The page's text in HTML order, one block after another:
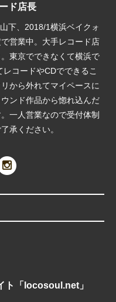
ド店長
下、2018/1横浜ベイクォ
営業中。大手レコード店
東京でできなくて横浜で
コードやCDでできるこ
から外れてマイペースに
ンド作品から惚れ込んだ
一人営業なので受付体制
承ください。
ト「locosoul.net」